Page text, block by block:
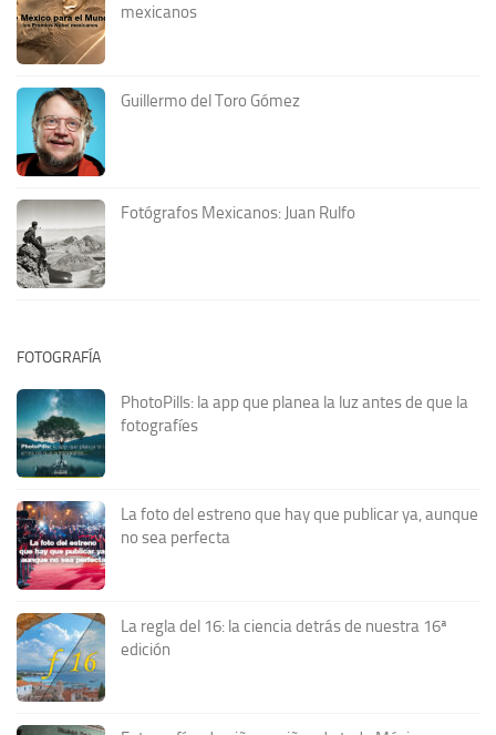
mexicanos
Guillermo del Toro Gómez
Fotógrafos Mexicanos: Juan Rulfo
FOTOGRAFÍA
PhotoPills: la app que planea la luz antes de que la
fotografíes
La foto del estreno que hay que publicar ya, aunque
no sea perfecta
La regla del 16: la ciencia detrás de nuestra 16ª
edición